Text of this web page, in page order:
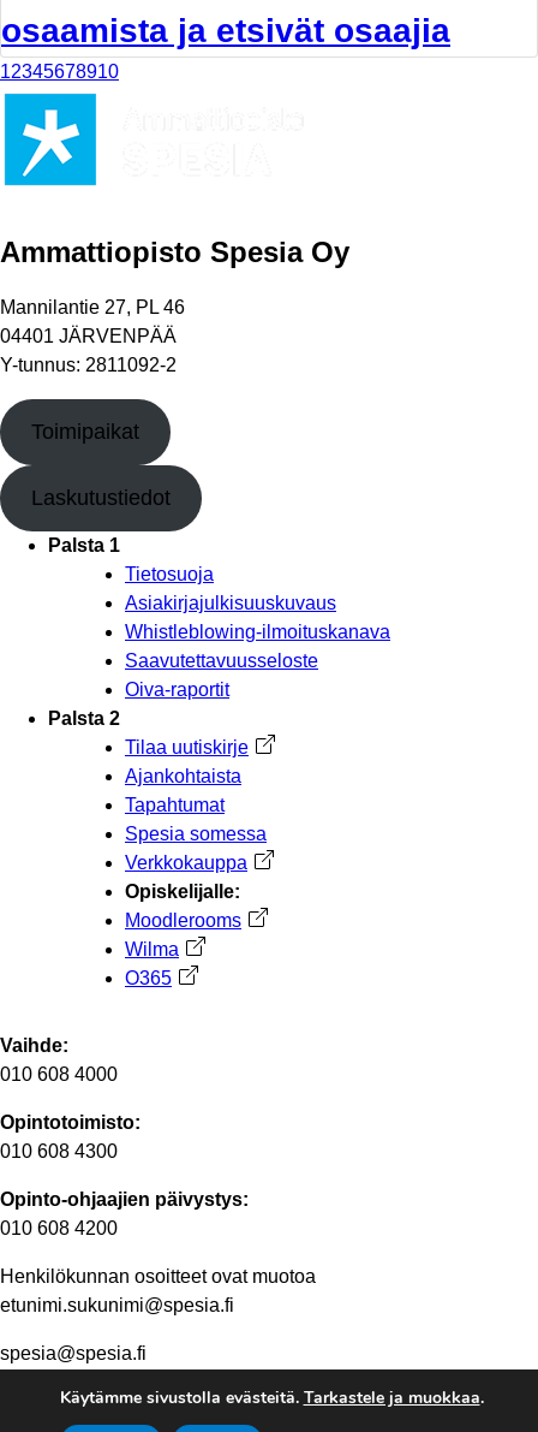
osaamista ja etsivät osaajia
12345678910
Ammattiopisto Spesia Oy
Mannilantie 27, PL 46
04401 JÄRVENPÄÄ
Y-tunnus: 2811092-2
Toimipaikat
Laskutustiedot
Palsta 1
Tietosuoja
Asiakirjajulkisuuskuvaus
Whistleblowing-ilmoituskanava
Saavutettavuusseloste
Oiva-raportit
Palsta 2
Tilaa uutiskirje Avautuu uuteen välilehteen
Ajankohtaista
Tapahtumat
Spesia somessa
Verkkokauppa Avautuu uuteen välilehteen
Opiskelijalle:
Moodlerooms Avautuu uuteen välilehteen
Wilma Avautuu uuteen välilehteen
O365 Avautuu uuteen välilehteen
Vaihde:
010 608 4000
Opintotoimisto:
010 608 4300
Opinto-ohjaajien päivystys:
010 608 4200
Henkilökunnan osoitteet ovat muotoa
etunimi.sukunimi@spesia.fi
spesia@spesia.fi
Henkilöstön yhteystiedot
Käytämme sivustolla evästeitä. Tarkastele ja muokkaa.